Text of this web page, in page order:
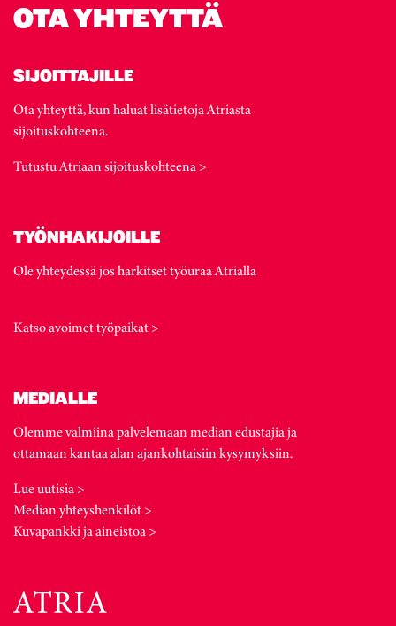
OTA YHTEYTTÄ
SIJOITTAJILLE
Ota yhteyttä, kun haluat lisätietoja Atriasta
sijoituskohteena.
Tutustu Atriaan sijoituskohteena >
TYÖNHAKIJOILLE
Ole yhteydessä jos harkitset työuraa Atrialla
Katso avoimet työpaikat >
MEDIALLE
Olemme valmiina palvelemaan median edustajia ja
ottamaan kantaa alan ajankohtaisiin kysymyksiin.
Lue uutisia >
Median yhteyshenkilöt >
Kuvapankki ja aineistoa >